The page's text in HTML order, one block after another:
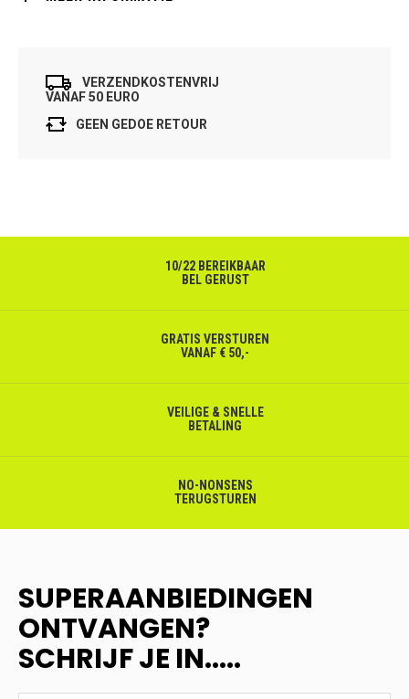
VERZENDKOSTENVRIJ
VANAF 50 EURO
GEEN GEDOE RETOUR
10/22 BEREIKBAAR
BEL GERUST
GRATIS VERSTUREN
VANAF € 50,-
VEILIGE & SNELLE
BETALING
NO-NONSENS
TERUGSTUREN
SUPERAANBIEDINGEN
ONTVANGEN?
SCHRIJF JE IN.....